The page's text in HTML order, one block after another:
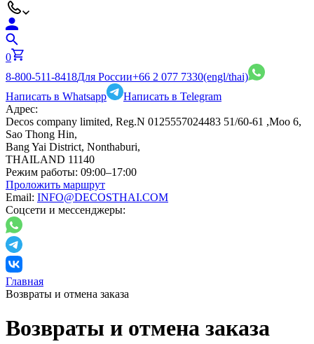
0
8-800-511-8418Для России+66 2 077 7330(engl/thai)
Написать в Whatsapp
Написать в Telegram
Адрес:
Decos company limited, Reg.N 0125557024483 51/60-61 ,Moo 6,
Sao Thong Hin,
Bang Yai District, Nonthaburi,
THAILAND 11140
Режим работы: 09:00–17:00
Проложить маршрут
Email: INFO@DECOSTHAI.COM
Соцсети и мессенджеры:
Главная
Возвраты и отмена заказа
Возвраты и отмена заказа